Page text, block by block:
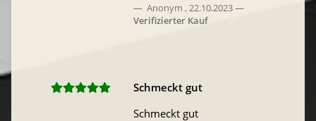
Anonym , 22.10.2023
Verifizierter Kauf
Schmeckt gut
Schmeckt gut